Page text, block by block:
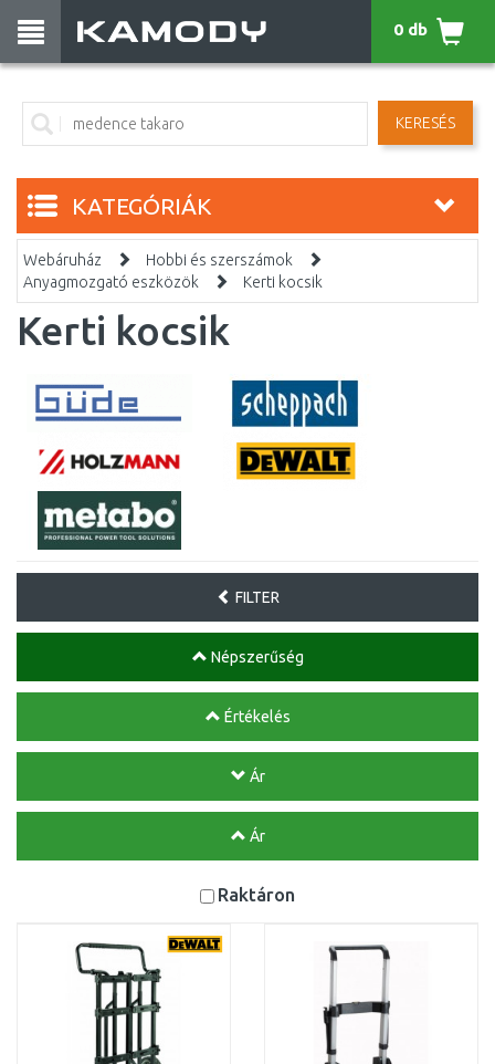
KERESÉS
0 db
KATEGÓRIÁK
Webáruház
Hobbi és szerszámok
Anyagmozgató eszközök
Kerti kocsik
Kerti kocsik
FILTER
Népszerűség
Értékelés
Ár
Ár
Raktáron